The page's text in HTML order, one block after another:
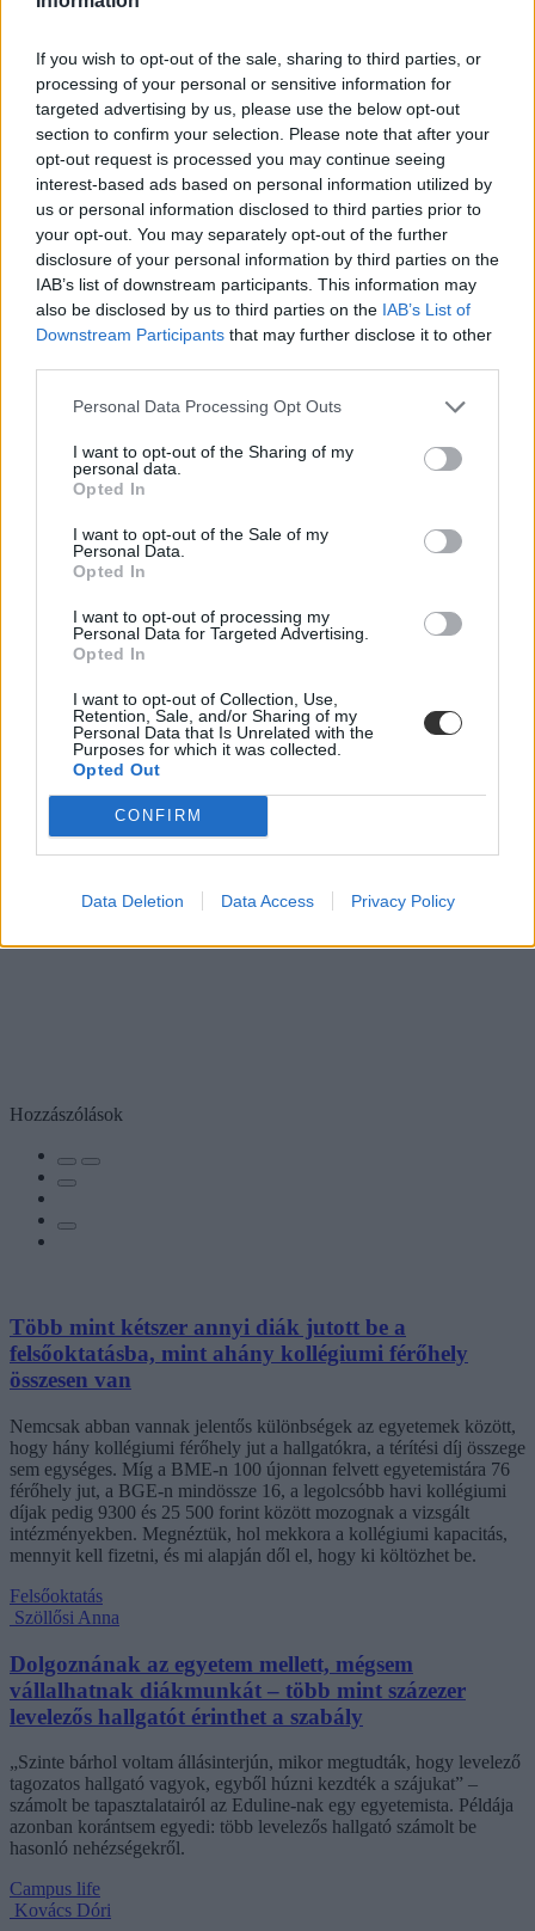
If you wish to opt-out of the sale, sharing to third parties, or
processing of your personal or sensitive information for
targeted advertising by us, please use the below opt-out
section to confirm your selection. Please note that after your
opt-out request is processed you may continue seeing
interest-based ads based on personal information utilized by
us or personal information disclosed to third parties prior to
your opt-out. You may separately opt-out of the further
disclosure of your personal information by third parties on the
IAB’s list of downstream participants. This information may
also be disclosed by us to third parties on the IAB’s List of
Downstream Participants that may further disclose it to other
Personal Data Processing Opt Outs
I want to opt-out of the Sharing of my
personal data.
Opted In
I want to opt-out of the Sale of my
Personal Data.
Opted In
I want to opt-out of processing my
Personal Data for Targeted Advertising.
Opted In
I want to opt-out of Collection, Use,
Retention, Sale, and/or Sharing of my
Personal Data that Is Unrelated with the
Purposes for which it was collected.
Opted Out
CONFIRM
Data Deletion Data Access Privacy Policy
rezsi egyetem
kollégium hőmérséklet
Hozzászólások
Több mint kétszer annyi diák jutott be a
felsőoktatásba, mint ahány kollégiumi férőhely
összesen van
Nemcsak abban vannak jelentős különbségek az egyetemek között,
hogy hány kollégiumi férőhely jut a hallgatókra, a térítési díj összege
sem egységes. Míg a BME-n 100 újonnan felvett egyetemistára 76
férőhely jut, a BGE-n mindössze 16, a legolcsóbb havi kollégiumi
díjak pedig 9300 és 25 500 forint között mozognak a vizsgált
intézményekben. Megnéztük, hol mekkora a kollégiumi kapacitás,
mennyit kell fizetni, és mi alapján dől el, hogy ki költözhet be.
Felsőoktatás
Szöllősi Anna
Dolgoznának az egyetem mellett, mégsem
vállalhatnak diákmunkát – több mint százezer
levelezős hallgatót érinthet a szabály
„Szinte bárhol voltam állásinterjún, mikor megtudták, hogy levelező
tagozatos hallgató vagyok, egyből húzni kezdték a szájukat” –
számolt be tapasztalatairól az Eduline-nak egy egyetemista. Példája
azonban korántsem egyedi: több levelezős hallgató számolt be
hasonló nehézségekről.
Campus life
Kovács Dóri